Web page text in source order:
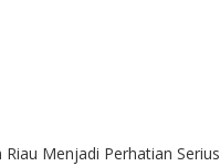
Menjadi Perhatian Serius